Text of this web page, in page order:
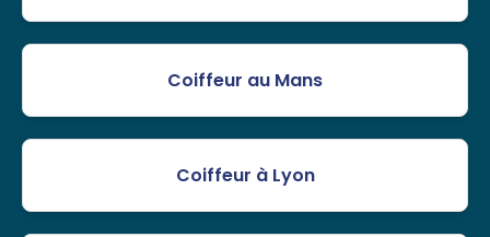
Coiffeur au Mans
Coiffeur à Lyon